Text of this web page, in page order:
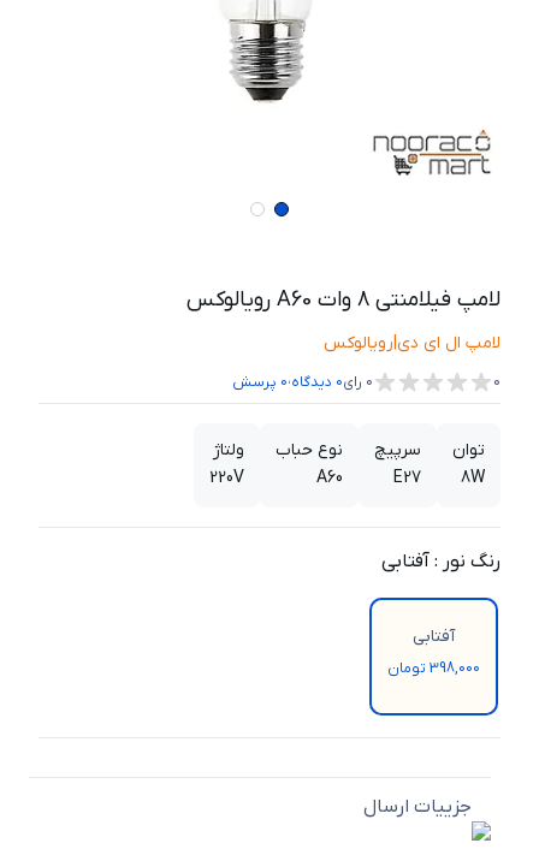
لامپ فیلامنتی 8 وات A60 رویالوکس
لامپ ال ای دی|رویالوکس
0
0 رای0 دیدگاه،0 پرسش
توان
8W
سرپیچ
E27
نوع حباب
A60
ولتاژ
220V
رنگ نور : آفتابی
آفتابی
398,000 تومان
جزییات ارسال